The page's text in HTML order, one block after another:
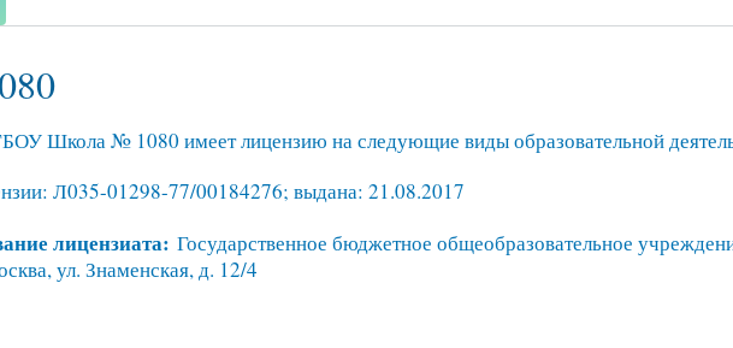
Школа № 1080 имеет лицензию на следующие виды образовательной
Л035-01298-77/00184276; выдана: 21.08.2017
лицензиата: Государственное бюджетное общеобразовательное
ул. Знаменская, д. 12/4